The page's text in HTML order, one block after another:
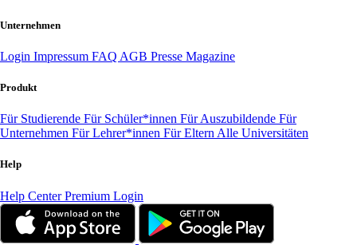
Unternehmen
Login Impressum FAQ AGB Presse Magazine
Produkt
Für Studierende Für Schüler*innen Für Auszubildende Für
Unternehmen Für Lehrer*innen Für Eltern Alle Universitäten
Help
Help CenterPremium Login